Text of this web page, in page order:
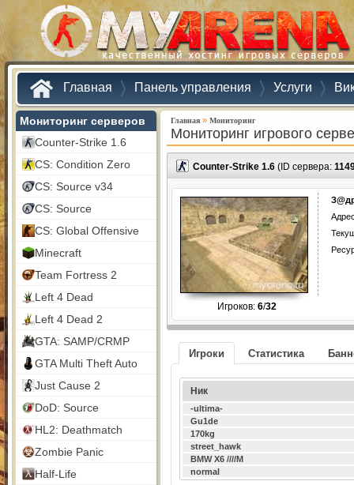
Главная Панель управления Услуги
Мониторинг серверов
Counter-Strike 1.6
CS: Condition Zero
CS: Source v34
CS: Source
CS: Global Offensive
Minecraft
Team Fortress 2
Left 4 Dead
Left 4 Dead 2
GTA: SAMP/CRMP
GTA Multi Theft Auto
Just Cause 2
DoD: Source
HL2: Deathmatch
Zombie Panic
Half-Life
Главная » Мониторинг
Мониторинг игрового
Counter-Strike 1.6 (ID сервера:
Игроков: 6/32
Игроки Статистика
Ник
-ultima-
Gu1de
170kg
street_hawk
BMW X6 ////M
normal